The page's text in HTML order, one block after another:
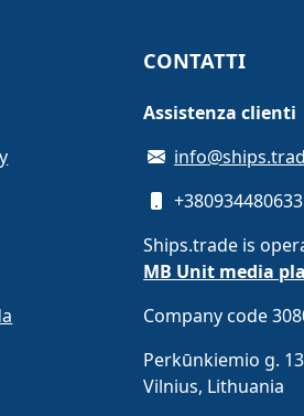
CONTATTI
Assistenza clienti
+380934480633
Ships.trade is
MB Unit media
Company code
Perkūnkiemio g.
Vilnius, Lithuania